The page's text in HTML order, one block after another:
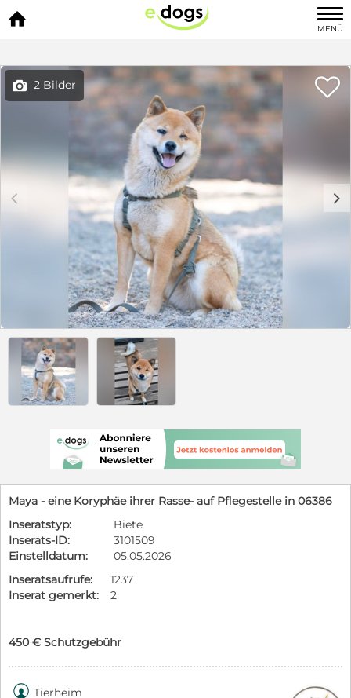

MENÜ
 2 Bilder 
c d
Maya - eine Koryphäe ihrer Rasse- auf Pflegestelle in 06386
Inseratstyp:
Biete
Inserats-ID:
3101509
Einstelldatum:
05.05.2026
Inseratsaufrufe:
1237
Inserat gemerkt:
2
450 € Schutzgebühr
 Tierheim